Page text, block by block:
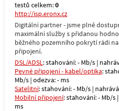
testů celkem:0
http://isp.eronx.cz
Digitální partner - jsme plně
maximální služby s přidanou
běžného pozemního pokrytí rádi
připojení.
DSL/ADSL: stahování: - Mb/s |
Pevné připojení - kabel/optika:
Mb/s | odezva: - ms
Satelitní: stahování: - Mb/s |
Mobilní připojení: stahování: - Mb/s
ms